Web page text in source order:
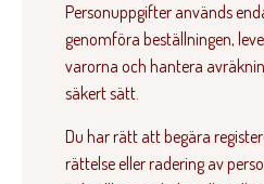
Personuppgifter används
genomföra beställningen,
varorna och hantera
säkert sätt.
Du har rätt att begära
rättelse eller radering av